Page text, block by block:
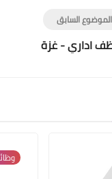
الموضوع السابق
اداري - غزة